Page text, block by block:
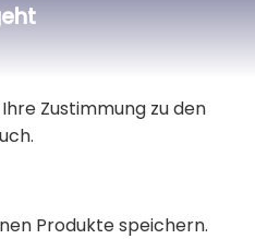
Zustimmung zu den
Produkte speichern.